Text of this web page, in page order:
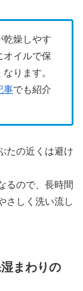
燥しやす
イルで保
ります。
事でも紹介
たの近くは避け
るので、長時間
さしく洗い流し
まわりの